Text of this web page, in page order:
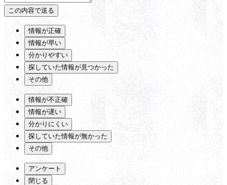
情報が正確
情報が早い
分かりやすい
探していた情報が見つかった
その他
情報が不正確
情報が遅い
分かりにくい
探していた情報が無かった
その他
アンケート
閉じる